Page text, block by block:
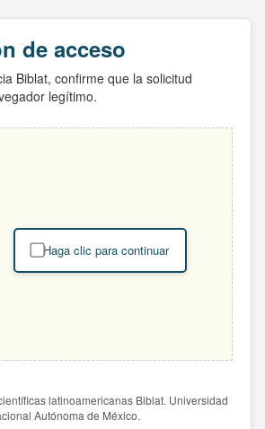
de acceso
Biblat, confirme que la solicitud
legítimo.
Haga clic para continuar
latinoamericanas Biblat. Universidad
Autónoma de México.